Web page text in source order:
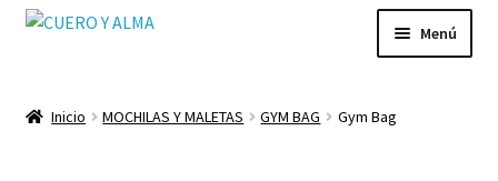
Ir
navegación
Ir
página
Menú
Inicio MOCHILAS Y MALETAS GYM BAG Gym Bag